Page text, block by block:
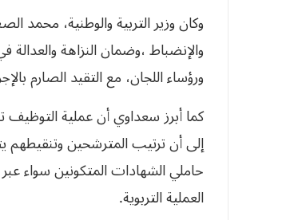
وكان وزير التربية والوطنية،
والإنضباط ،وضمان النزاهة والعدالة
ورؤساء اللجان، مع التقيد الصارم
كما أبرز سعداوي أن عملية
إلى أن ترتيب المترشحين وتنقيطهم
حاملي الشهادات المتكونين سواء
العملية التربوية.